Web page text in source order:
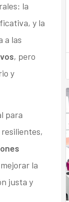
la
y la
a las
, pero
y
para
la
justa y